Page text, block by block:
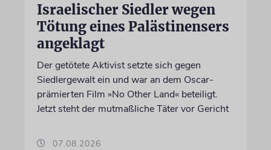
Israelischer Siedler wegen
Tötung eines Palästinensers
angeklagt
Der getötete Aktivist setzte sich gegen
Siedlergewalt ein und war an dem Oscar-
prämierten Film »No Other Land« beteiligt.
Jetzt steht der mutmaßliche Täter vor Gericht
07.08.2026